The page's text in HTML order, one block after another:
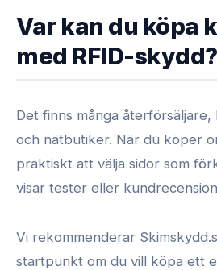
Var kan du köpa
med RFID-skydd?
Det finns många
och nätbutiker. När du köper
praktiskt att välja sidor som
visar tester eller
Vi rekommenderar
startpunkt om du vill köpa ett